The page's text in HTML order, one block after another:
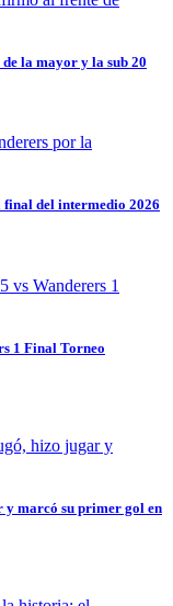
la mayor y la sub 20
del intermedio 2026
1 Final Torneo
y marcó su primer gol en